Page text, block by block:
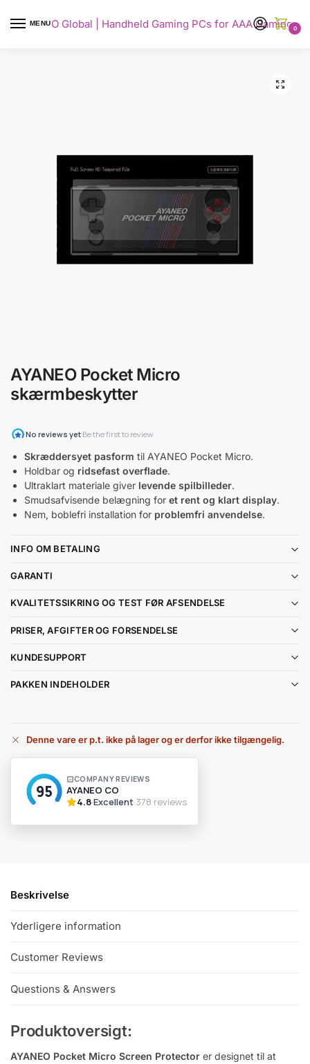
MENU
AYANEO Global | Handheld Gaming PCs for AAA Gaming0
AYANEO Pocket Micro
skærmbeskytter
Skræddersyet pasform til AYANEO Pocket Micro.
Holdbar og ridsefast overflade.
Ultraklart materiale giver levende spilbilleder.
Smudsafvisende belægning for et rent og klart display.
Nem, boblefri installation for problemfri anvendelse.
INFO OM BETALING
GARANTI
KVALITETSSIKRING OG TEST FØR AFSENDELSE
PRISER, AFGIFTER OG FORSENDELSE
KUNDESUPPORT
PAKKEN INDEHOLDER
Denne vare er p.t. ikke på lager og er derfor ikke tilgængelig.
v
:
Beskrivelse
Yderligere information
Customer Reviews
Questions & Answers
Produktoversigt:
AYANEO Pocket Micro Screen Protector er designet til at